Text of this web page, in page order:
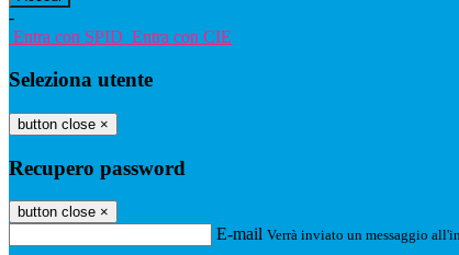
-
Entra con SPID Entra con CIE
Seleziona utente
button close ×
Recupero password
button close ×
E-mail Verrà inviato un messaggio